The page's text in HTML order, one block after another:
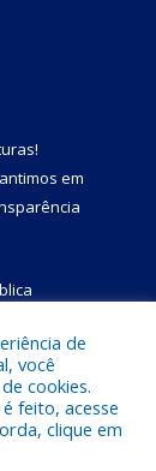
!
em
de Bom
de
você
cookies.
feito, acesse
clique em